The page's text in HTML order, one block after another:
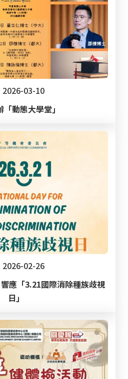
2026-03-10
動態大學堂」
2026-02-26
應「3.21國際消除種族歧視
日」